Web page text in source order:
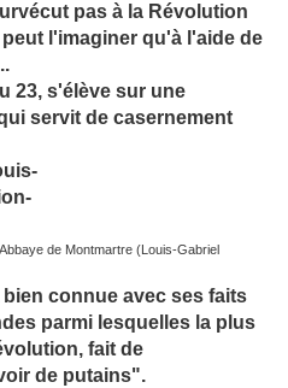
pas à la Révolution
l'imaginer qu'à l'aide de
23, s'élève sur une
servit de casernement
(Louis-Gabriel
connue avec ses faits
parmi lesquelles la plus
fait de
de putains".